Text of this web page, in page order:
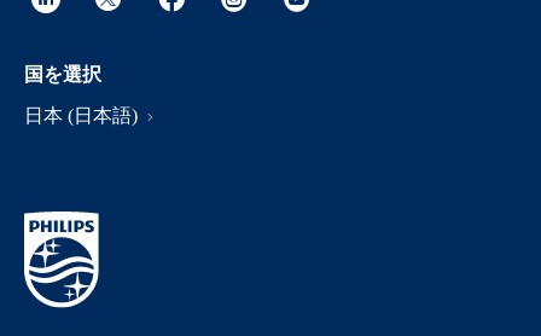
国を選択
日本 (日本語)